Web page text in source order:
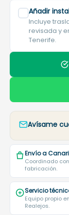
Añadir
Incluye
revisada y
Tenerife.
Avísame
Envío a
Coordinado
fabricación.
Servicio
Equipo propio
Realejos.